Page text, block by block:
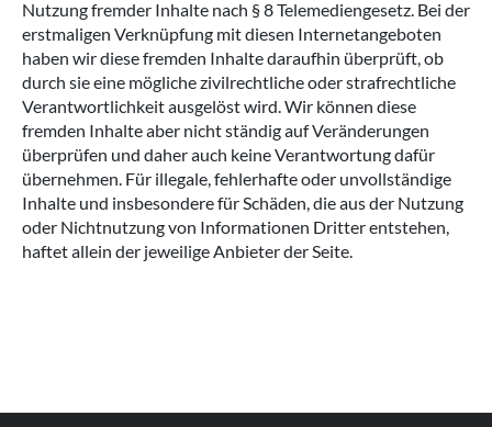
Nutzung fremder Inhalte nach § 8 Telemediengesetz. Bei der
erstmaligen Verknüpfung mit diesen Internetangeboten
haben wir diese fremden Inhalte daraufhin überprüft, ob
durch sie eine mögliche zivilrechtliche oder strafrechtliche
Verantwortlichkeit ausgelöst wird. Wir können diese
fremden Inhalte aber nicht ständig auf Veränderungen
überprüfen und daher auch keine Verantwortung dafür
übernehmen. Für illegale, fehlerhafte oder unvollständige
Inhalte und insbesondere für Schäden, die aus der Nutzung
oder Nichtnutzung von Informationen Dritter entstehen,
haftet allein der jeweilige Anbieter der Seite.